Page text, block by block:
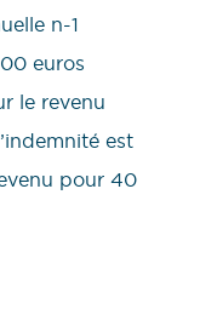
n-1
euros
le revenu
est
pour 40